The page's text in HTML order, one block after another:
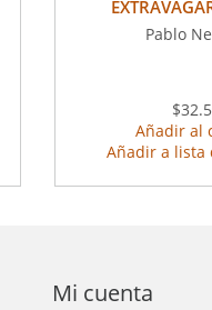
Pablo
Añadir al
Añadir a lista
Mi cuenta